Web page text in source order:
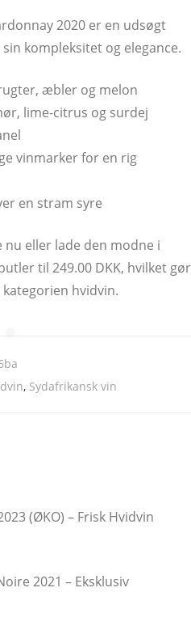
2020 er en udsøgt
kompleksitet og elegance.
æbler og melon
lime-citrus og surdej
vinmarker for en rig
en stram syre
eller lade den modne i
til 249.00 DKK, hvilket gør
hvidvin.
, Sydafrikansk vin
(ØKO) – Frisk Hvidvin
2021 – Eksklusiv